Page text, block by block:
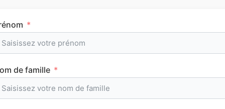
L’emploi du temps en première (cours et
horaires)
de famille